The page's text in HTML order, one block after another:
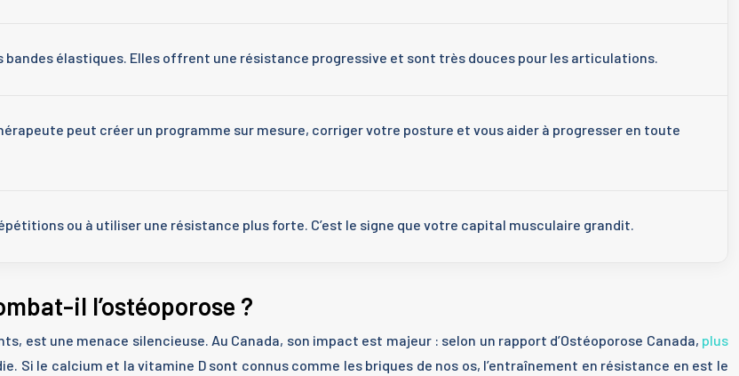
bandes élastiques. Elles offrent une résistance progressive et sont très douces pour les articulations.
peut créer un programme sur mesure, corriger votre posture et vous aider à progresser en toute
ou à utiliser une résistance plus forte. C’est le signe que votre capital musculaire grandit.
il l’ostéoporose ?
est une menace silencieuse. Au Canada, son impact est majeur : selon un rapport d’Ostéoporose Canada, plus
Si le calcium et la vitamine D sont connus comme les briques de nos os, l’entraînement en résistance en est le